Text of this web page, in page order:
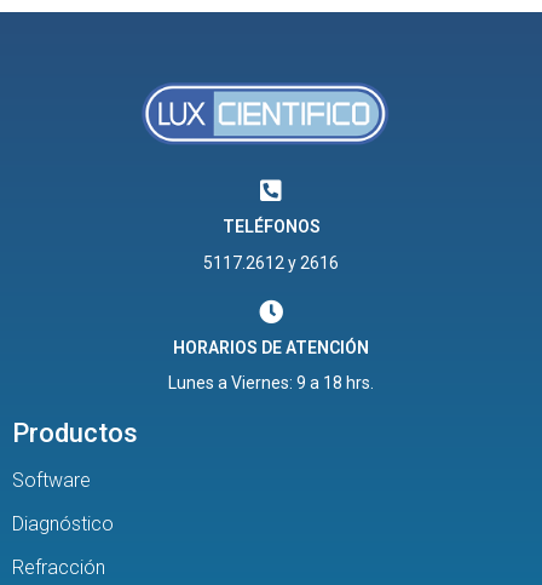
TELÉFONOS
5117.2612 y 2616
HORARIOS DE ATENCIÓN
Lunes a Viernes: 9 a 18 hrs.
Productos
Software
Diagnóstico
Refracción